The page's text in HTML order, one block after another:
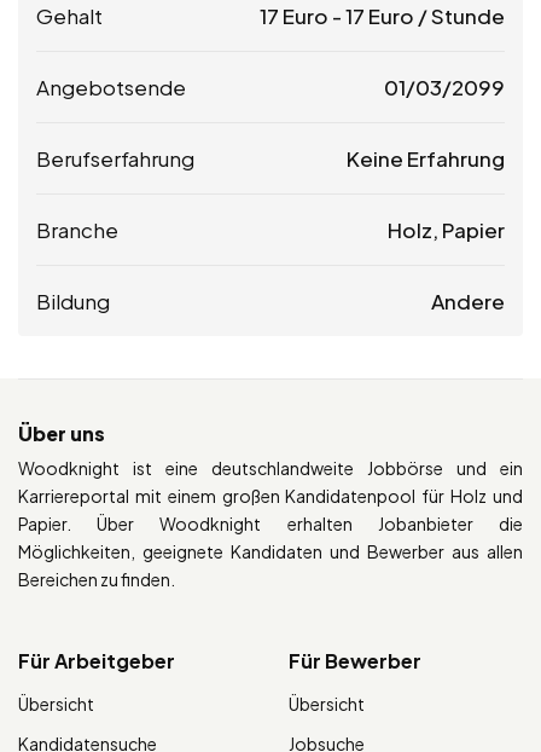
Gehalt 17 Euro -17 Euro / Stunde
Angebotsende 01/03/2099
Berufserfahrung Keine Erfahrung
Branche Holz, Papier
Bildung Andere
Über uns
Woodknight ist eine deutschlandweite Jobbörse und ein
Karriereportal mit einem großen Kandidatenpool für Holz und
Papier. Über Woodknight erhalten Jobanbieter die
Möglichkeiten, geeignete Kandidaten und Bewerber aus allen
Bereichen zu finden.
Für Arbeitgeber
Übersicht
Kandidatensuche
Für Bewerber
Übersicht
Jobsuche